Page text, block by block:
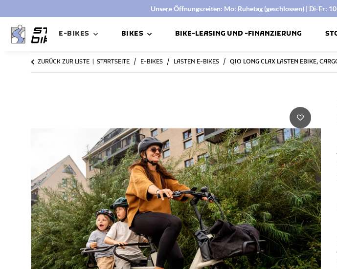
Unsere Öffnungszeiten: Mo: Ruhetag (geschlossen) | Di-Fr:
E-BIKES BIKES BIKE-LEASING UND -FINANZIERUNG
ZURÜCK ZUR LISTE STARTSEITE E-BIKES LASTEN E-BIKES QIO LONG CLAX LASTEN EBIKE,